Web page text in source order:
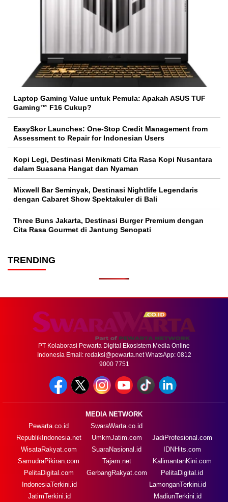
Laptop Gaming Value untuk Pemula: Apakah ASUS TUF
Gaming™ F16 Cukup?
EasySkor Launches: One-Stop Credit Management from
Assessment to Repair for Indonesian Users
Kopi Legi, Destinasi Menikmati Cita Rasa Kopi Nusantara
dalam Suasana Hangat dan Nyaman
Mixwell Bar Seminyak, Destinasi Nightlife Legendaris
dengan Cabaret Show Spektakuler di Bali
Three Buns Jakarta, Destinasi Burger Premium dengan
Cita Rasa Gourmet di Jantung Senopati
TRENDING
PT Kolaborasi Pewarta Digital Ekosistem Media Online
Indonesia Email: redaksi@pewarta.netWhatsApp: 0812
9000 7751
MEDIA NETWORK
Pewarta.co.id
RepublikIndonesia.net
WisataRakyat.com
SamudraPikiran.com
PelitaDigital.com
SwaraWarta.co.id
UmkmJatim.com
SuaraNasional.id
Tajam.net
GerbangRakyat.com
JadiProfesional.com
IDNHits.com
KalimantanKini.com
PelitaDigital.id
IndonesiaTerkini.id
JatimTerkini.id
LamonganTerkini.id
MadiunTerkini.id